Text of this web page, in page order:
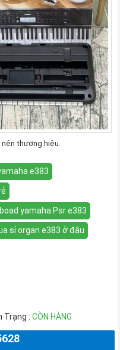
thương hiệu.
e383
yamaha Psr e383
sỉ organ e383 ở đâu
Trạng : CÒN HÀNG